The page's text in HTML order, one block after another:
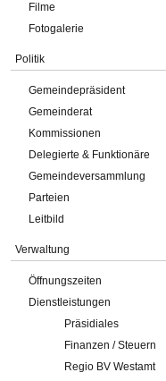
Filme
Fotogalerie
Politik
Gemeindepräsident
Gemeinderat
Kommissionen
Delegierte & Funktionäre
Gemeindeversammlung
Parteien
Leitbild
Verwaltung
Öffnungszeiten
Dienstleistungen
Präsidiales
Finanzen / Steuern
Regio BV Westamt